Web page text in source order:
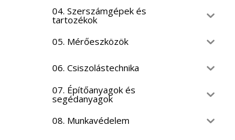
04. Szerszámgépek és
tartozékok
05. Mérőeszközök
06. Csiszolástechnika
07. Építőanyagok és
segédanyagok
08. Munkavédelem